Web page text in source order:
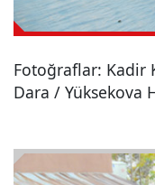
Fotoğraflar: Kadir
Dara / Yüksekova